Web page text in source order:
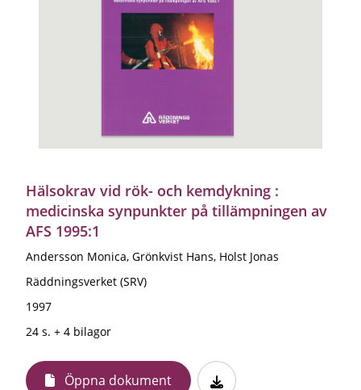
Hälsokrav vid rök- och kemdykning :
medicinska synpunkter på tillämpningen av
AFS 1995:1
Andersson Monica, Grönkvist Hans, Holst Jonas
Räddningsverket (SRV)
1997
24 s. + 4 bilagor
Öppna dokument